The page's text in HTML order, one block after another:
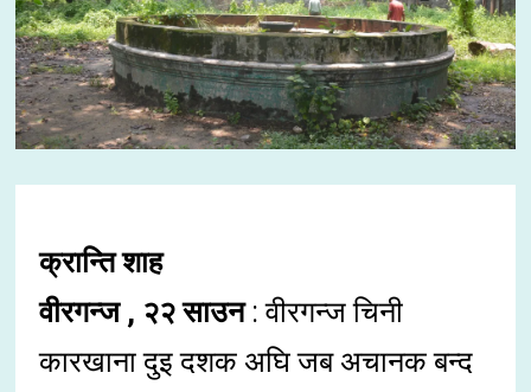
क्रान्ति शाह
वीरगन्ज , २२ साउन: वीरगन्ज चिनी
कारखाना दुइ दशक अघि जब अचानक बन्द